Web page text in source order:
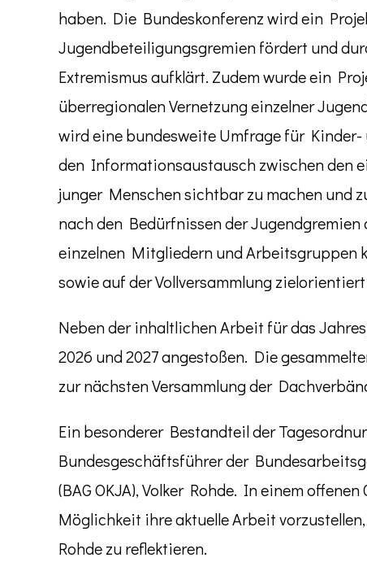
haben. Die Bundeskonferenz wird ein
Jugendbeteiligungsgremien fördert und
Extremismus aufklärt. Zudem wurde ein
überregionalen Vernetzung einzelner
wird eine bundesweite Umfrage für
den Informationsaustausch zwischen den
junger Menschen sichtbar zu machen und
nach den Bedürfnissen der
einzelnen Mitgliedern und Arbeitsgruppen
sowie auf der Vollversammlung
Neben der inhaltlichen Arbeit für das
2026 und 2027 angestoßen. Die
zur nächsten Versammlung der
Ein besonderer Bestandteil der
Bundesgeschäftsführer der
(BAG OKJA), Volker Rohde. In einem
Möglichkeit ihre aktuelle Arbeit
Rohde zu reflektieren.